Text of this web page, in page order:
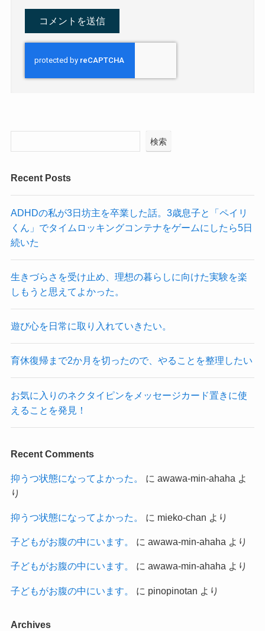
検索
Recent Posts
ADHDの私が3日坊主を卒業した話。3歳息子と「ペイリ
くん」でタイムロッキングコンテナをゲームにしたら5日
続いた
生きづらさを受け止め、理想の暮らしに向けた実験を楽
しもうと思えてよかった。
遊び心を日常に取り入れていきたい。
育休復帰まで2か月を切ったので、やることを整理したい
お気に入りのネクタイピンをメッセージカード置きに使
えることを発見！
Recent Comments
抑うつ状態になってよかった。 に awawa-min-ahaha よ
り
抑うつ状態になってよかった。 に mieko-chan より
子どもがお腹の中にいます。 に awawa-min-ahaha より
子どもがお腹の中にいます。 に awawa-min-ahaha より
子どもがお腹の中にいます。 に pinopinotan より
Archives